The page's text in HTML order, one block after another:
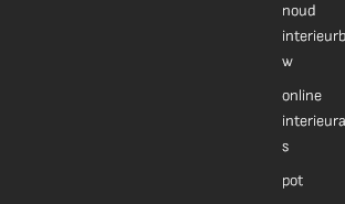
noud
w
online
s
pot